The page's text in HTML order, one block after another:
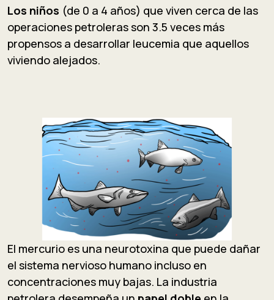
Los niños (de 0 a 4 años) que viven cerca de las
operaciones petroleras son 3.5 veces más
propensos a desarrollar leucemia que aquellos
viviendo alejados.
El mercurio es una neurotoxina que puede dañar
el sistema nervioso humano incluso en
concentraciones muy bajas. La industria